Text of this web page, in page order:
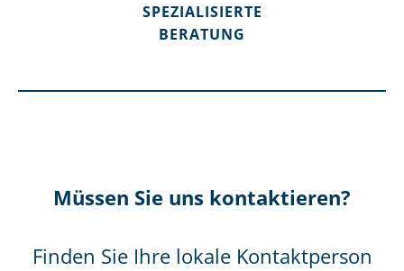
SPEZIALISIERTE
BERATUNG
Müssen Sie uns kontaktieren?
Finden Sie Ihre lokale Kontaktperson